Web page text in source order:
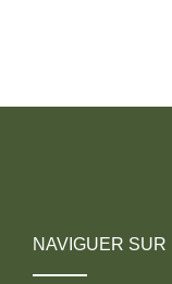
NAVIGUER SUR